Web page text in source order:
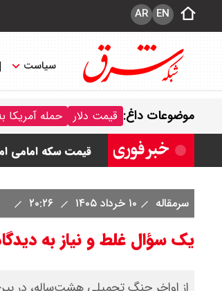
EN
AR
سیاست
موضوعات داغ: قیمت دلار حمله آمریکا
قیمت دینار عراق امروز جمعه ۱۶ مرداد
قیمت سکه امامی امروز جمعه ۱۶ مرداد
سرمقاله ۱۰ خرداد ۱۴۰۵
یک سؤال غلط و نیاز به